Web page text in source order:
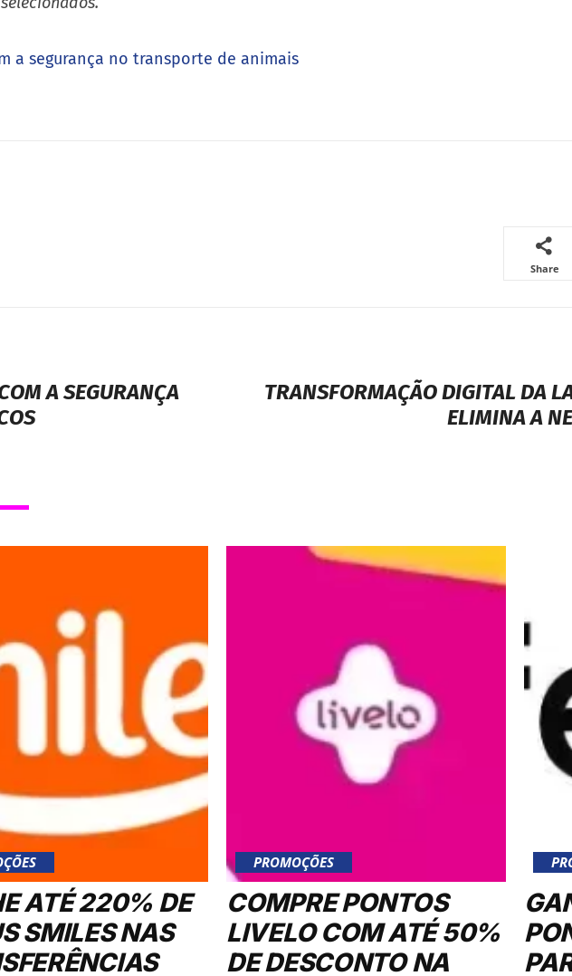
a segurança no transporte de animais
Share
A SEGURANÇA
TRANSFORMAÇÃO DIGITAL DA
ELIMINA A
ATÉ 220% DE
SMILES NAS
PROMOÇÕES
COMPRE PONTOS
LIVELO COM ATÉ 50%
DE DESCONTO NA